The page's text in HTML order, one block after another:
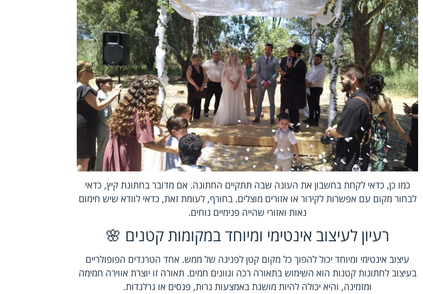
כמו כן, כדאי לקחת בחשבון את העונה שבה תתקיים החתונה. אם מדובר בחתונת קיץ, כדאי
לבחור מקום עם אפשרות לקירור או אזורים מוצלים. בחורף, לעומת זאת, כדאי לוודא שיש חימום
נאות ואזורי שהייה פנימיים נוחים.
רעיון לעיצוב אינטימי ומיוחד במקומות קטנים 🌸
עיצוב אינטימי ומיוחד יכול להפוך כל מקום קטן לפנינה של ממש. אחד הטרנדים הפופולריים
בעיצוב לחתונות קטנות הוא השימוש בתאורה רכה וגוונים חמים. תאורה זו יוצרת אווירה חמימה
ומזמינה, והיא יכולה להיות מושגת באמצעות נרות, פנסים או גרלנדות.